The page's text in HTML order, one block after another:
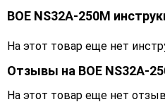
BOE NS32A-250M
На этот товар еще нет
Отзывы на BOE NS32A-
На этот товар еще нет